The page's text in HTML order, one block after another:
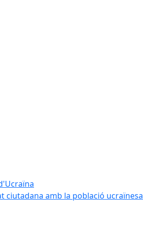
ciutadana amb la població ucraïnesa